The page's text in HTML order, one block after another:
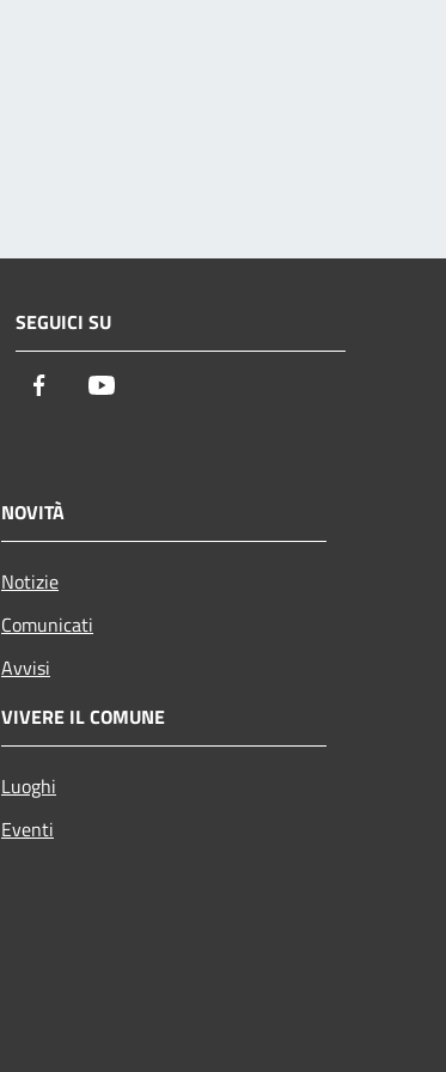
SEGUICI SU
Facebook
NOVITÀ
Notizie
Comunicati
Avvisi
VIVERE IL COMUNE
Luoghi
Eventi